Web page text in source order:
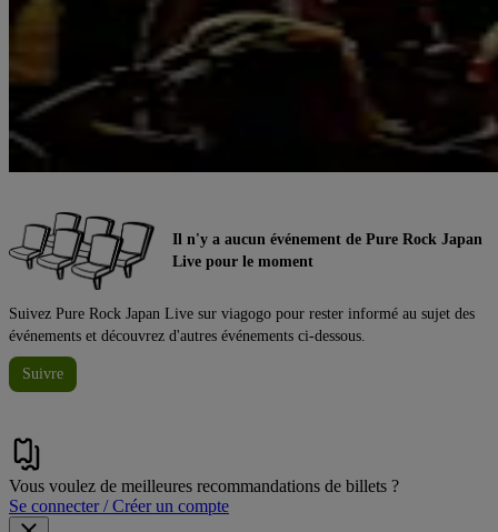
Il n'y a aucun événement de Pure Rock Japan
Live pour le moment
Suivez Pure Rock Japan Live sur viagogo pour rester informé au sujet des
événements et découvrez d'autres événements ci-dessous.
Suivre
Vous voulez de meilleures recommandations de billets ?
Se connecter / Créer un compte